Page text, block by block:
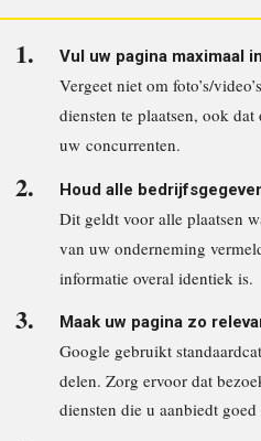
Vul uw pagina maximaal
Vergeet niet om foto’s/
diensten te plaatsen, ook
uw concurrenten.
Houd alle
Dit geldt voor alle plaatsen
van uw onderneming
informatie overal identiek is.
Maak uw pagina zo
Google gebruikt
delen. Zorg ervoor dat
diensten die u aanbiedt